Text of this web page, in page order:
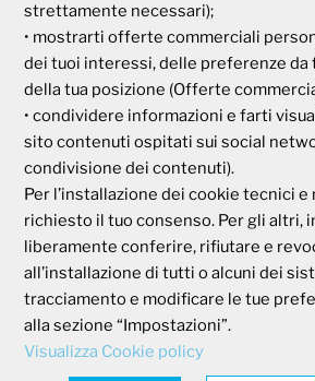
Tel. 800 99 93 83
Fax 06 44 24 87 05
e-mail:backoffice@cassagaleno.it
Informativa sul trattamento dei dati
Informativa sull’uso dei cookie
strettamente necessari);
• mostrarti offerte commerciali
dei tuoi interessi, delle preferenze da
della tua posizione (Offerte
• condividere informazioni e farti
sito contenuti ospitati sui social
condivisione dei contenuti).
Per l’installazione dei cookie tecnici e
richiesto il tuo consenso. Per gli altri,
liberamente conferire, rifiutare e
all’installazione di tutti o alcuni dei
tracciamento e modificare le tue
alla sezione “Impostazioni”.
Visualizza Cookie policy